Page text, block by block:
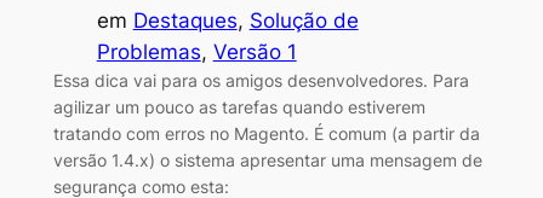
em Destaques, Solução de
Problemas, Versão 1
Essa dica vai para os amigos desenvolvedores. Para
agilizar um pouco as tarefas quando estiverem
tratando com erros no Magento. É comum (a partir da
versão 1.4.x) o sistema apresentar uma mensagem de
segurança como esta: